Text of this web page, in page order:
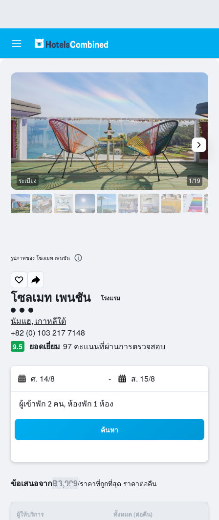
โซลเมท เพนชัน โรงแรม
ให้ 3 ดาว
นัมแฮ, เกาหลีใต้
+82 (0) 103 217 7148
9.5 ยอดเยี่ยม 97 คะแนนที่ผ่านการตรวจสอบ
ศ. 14/8 - ส. 15/8
ผู้เข้าพัก 2 คน, ห้องพัก 1 ห้อง
ค้นหา
ข้อเสนอจาก฿3,099/ราคาที่ถูกที่สุด ราคาต่อคืน
ผู้ให้บริการ ทั้งหมด (ต่อคืน)
ระเบียง 1/19
รูปภาพของ โซลเมท เพนชัน